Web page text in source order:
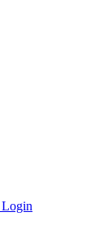
Login